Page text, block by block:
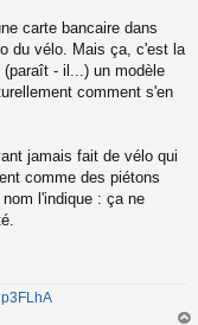
carte bancaire dans
du vélo. Mais ça, c'est la
- il...) un modèle
comment s'en
jamais fait de vélo qui
comme des piétons
l'indique : ça ne